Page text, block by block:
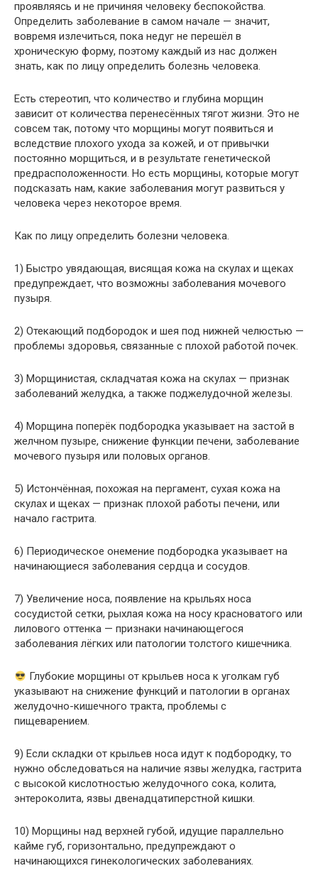
проявляясь и не причиняя человеку беспокойства.
Определить заболевание в самом начале — значит,
вовремя излечиться, пока недуг не перешёл в
хроническую форму, поэтому каждый из нас должен
знать, как по лицу определить болезнь человека.
Есть стереотип, что количество и глубина морщин
зависит от количества перенесённых тягот жизни. Это не
совсем так, потому что морщины могут появиться и
вследствие плохого ухода за кожей, и от привычки
постоянно морщиться, и в результате генетической
предрасположенности. Но есть морщины, которые могут
подсказать нам, какие заболевания могут развиться у
человека через некоторое время.
Как по лицу определить болезни человека.
1) Быстро увядающая, висящая кожа на скулах и щеках
предупреждает, что возможны заболевания мочевого
пузыря.
2) Отекающий подбородок и шея под нижней челюстью —
проблемы здоровья, связанные с плохой работой почек.
3) Морщинистая, складчатая кожа на скулах — признак
заболеваний желудка, а также поджелудочной железы.
4) Морщина поперёк подбородка указывает на застой в
желчном пузыре, снижение функции печени, заболевание
мочевого пузыря или половых органов.
5) Истончённая, похожая на пергамент, сухая кожа на
скулах и щеках — признак плохой работы печени, или
начало гастрита.
6) Периодическое онемение подбородка указывает на
начинающиеся заболевания сердца и сосудов.
7) Увеличение носа, появление на крыльях носа
сосудистой сетки, рыхлая кожа на носу красноватого или
лилового оттенка — признаки начинающегося
заболевания лёгких или патологии толстого кишечника.
Глубокие морщины от крыльев носа к уголкам губ
указывают на снижение функций и патологии в органах
желудочно-кишечного тракта, проблемы с
пищеварением.
9) Если складки от крыльев носа идут к подбородку, то
нужно обследоваться на наличие язвы желудка, гастрита
с высокой кислотностью желудочного сока, колита,
энтероколита, язвы двенадцатиперстной кишки.
10) Морщины над верхней губой, идущие параллельно
кайме губ, горизонтально, предупреждают о
начинающихся гинекологических заболеваниях.